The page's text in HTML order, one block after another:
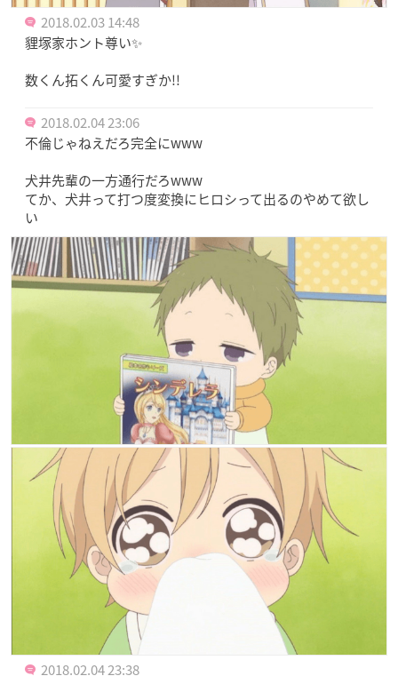
2018.02.03 14:48
貍塚家ホント尊い✨
数くん拓くん可愛すぎか!!
2018.02.04 23:06
不倫じゃねえだろ完全にwww
犬井先輩の一方通行だろwww
てか、犬井って打つ度変換にヒロシって出るのやめて欲し
い
2018.02.04 23:38